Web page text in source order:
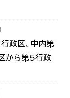
政区、中内第
から第5行政